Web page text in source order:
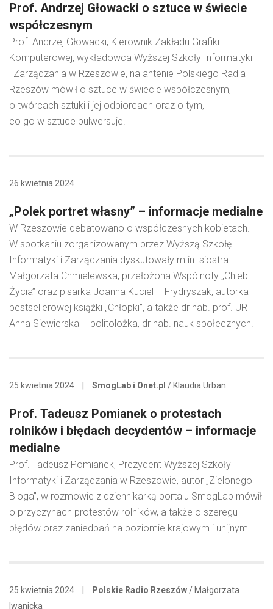
Prof. Andrzej Głowacki o sztuce w świecie
współczesnym
Prof. Andrzej Głowacki, Kierownik Zakładu Grafiki
Komputerowej, wykładowca Wyższej Szkoły Informatyki
i Zarządzania w Rzeszowie, na antenie Polskiego Radia
Rzeszów mówił o sztuce w świecie współczesnym,
o twórcach sztuki i jej odbiorcach oraz o tym,
co go w sztuce bulwersuje.
26 kwietnia 2024
„Polek portret własny” – informacje medialne
W Rzeszowie debatowano o współczesnych kobietach.
W spotkaniu zorganizowanym przez Wyższą Szkołę
Informatyki i Zarządzania dyskutowały m.in. siostra
Małgorzata Chmielewska, przełożona Wspólnoty „Chleb
Życia” oraz pisarka Joanna Kuciel – Frydryszak, autorka
bestsellerowej książki „Chłopki”, a także dr hab. prof. UR
Anna Siewierska – politolożka, dr hab. nauk społecznych.
25 kwietnia 2024 SmogLab i Onet.pl / Klaudia Urban
Prof. Tadeusz Pomianek o protestach
rolników i błędach decydentów – informacje
medialne
Prof. Tadeusz Pomianek, Prezydent Wyższej Szkoły
Informatyki i Zarządzania w Rzeszowie, autor „Zielonego
Bloga”, w rozmowie z dziennikarką portalu SmogLab mówił
o przyczynach protestów rolników, a także o szeregu
błędów oraz zaniedbań na poziomie krajowym i unijnym.
25 kwietnia 2024 Polskie Radio Rzeszów / Małgorzata
Iwanicka